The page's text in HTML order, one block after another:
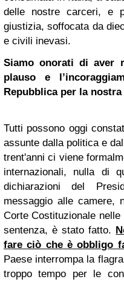
delle nostre carceri, e
giustizia, soffocata da
e civili inevasi.
Siamo onorati di aver
plauso e
Repubblica per la
Tutti possono oggi
assunte dalla politica e
trent'anni ci viene
internazionali, nulla di
dichiarazioni del
messaggio alle camere,
Corte Costituzionale
sentenza, è stato fatto.
fare ciò che è obbligo
Paese interrompa la
troppo tempo per le